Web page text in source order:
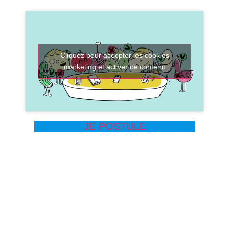
Cliquez pour accepter les cookies
marketing et activer ce contenu
JE POSTULE